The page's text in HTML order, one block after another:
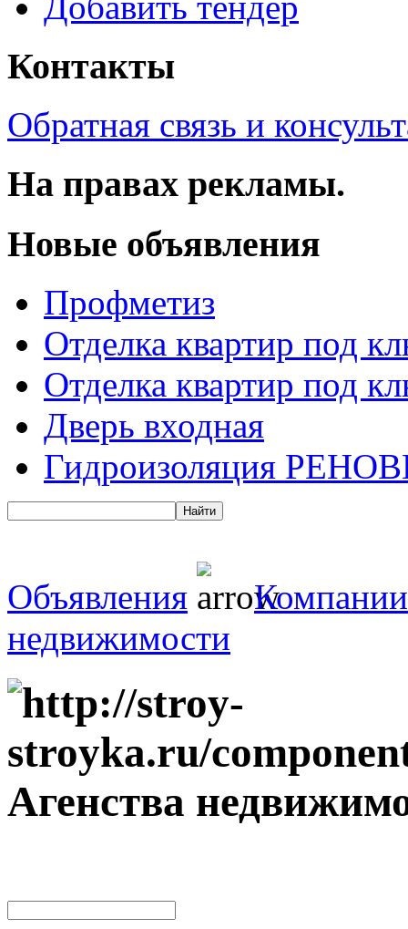
Контакты
Обратная связь и
На правах рекламы.
Новые объявления
Профметиз
Отделка квартир под
Отделка квартир под
Дверь входная
Гидроизоляция
Объявления
недвижимости
Агенства